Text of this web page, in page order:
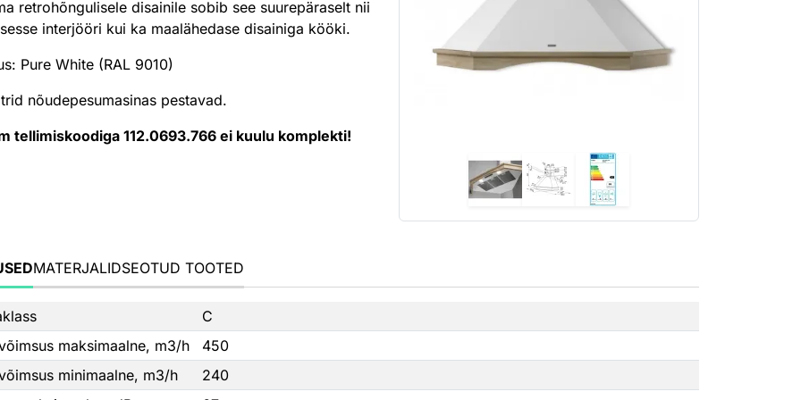
retrohõngulisele disainile sobib see suurepäraselt nii
interjööri kui ka maalähedase disainiga kööki.
Pure White (RAL 9010)
nõudepesumasinas pestavad.
tellimiskoodiga 112.0693.766 ei kuulu komplekti!
MATERJALIDSEOTUD TOOTED
C
maksimaalne, m3/h
450
minimaalne, m3/h
240